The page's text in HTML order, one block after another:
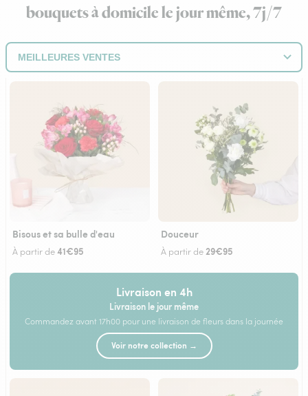
bouquets à domicile le jour même, 7j/7
Bisous et sa bulle d'eau
À partir de41€95
Douceur
À partir de 29€95
Livraison en 4h
Livraison le jour même
Commandez avant 17h00 pour une livraison de fleurs dans la journée
Voir notre collection →